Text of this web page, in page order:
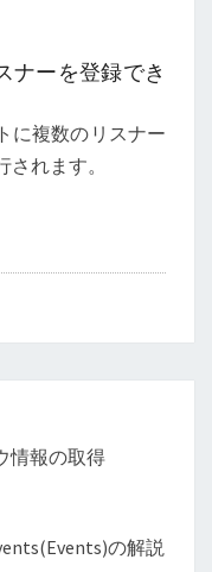
ナーを登録でき
に複数のリスナー
れます。
情報の取得
の解説